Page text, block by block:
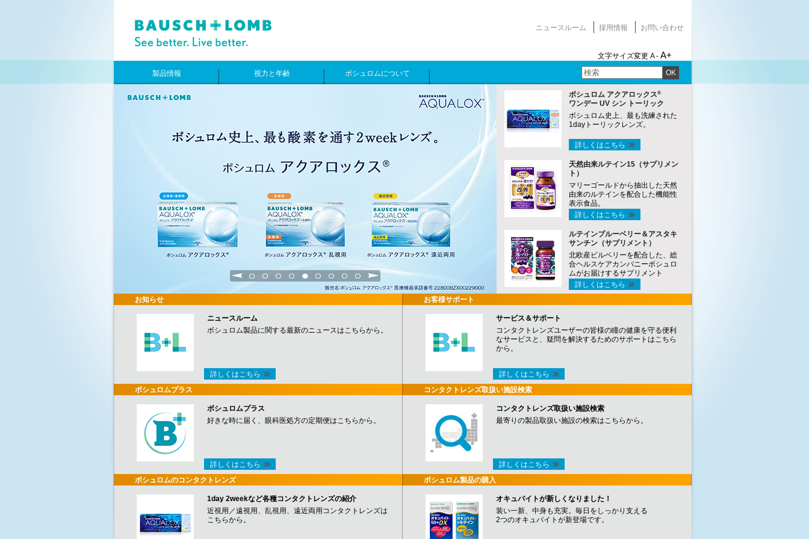
ニュースルーム 採用情報 お問い合わせ
文字サイズ変更 A - A+
OK
製品情報 視力と年齢 ボシュロムについて
1 2 3 4 5 6 7 8 9
ボシュロム アクアロックス®
ワンデー UV シン トーリック
ボシュロム史上、最も洗練された
1dayトーリックレンズ。
詳しくはこちら
天然由来ルテイン15（サプリメン
ト）
マリーゴールドから抽出した天然
由来のルテインを配合した機能性
表示食品。
詳しくはこちら
ルテインブルーベリー＆アスタキ
サンチン（サプリメント）
北欧産ビルベリーを配合した、総
合ヘルスケアカンパニーボシュロ
ムがお届けするサプリメント
詳しくはこちら
お知らせ
ニュースルーム
ボシュロム製品に関する最新のニュースはこちらから。
詳しくはこちら
ボシュロムプラス
ボシュロムプラス
好きな時に届く、眼科医処方の定期便はこちらから。
詳しくはこちら
ボシュロムのコンタクトレンズ
1day 2weekなど各種コンタクトレンズの紹介
近視用／遠視用、乱視用、遠近両用コンタクトレンズは
こちらから。
お客様サポート
サービス＆サポート
コンタクトレンズユーザーの皆様の瞳の健康を守る便利
なサービスと、疑問を解決するためのサポートはこちら
から。
詳しくはこちら
コンタクトレンズ取扱い施設検索
コンタクトレンズ取扱い施設検索
最寄りの製品取扱い施設の検索はこちらから。
詳しくはこちら
ボシュロム製品の購入
オキュバイトが新しくなりました！
装い一新、中身も充実。毎日をしっかり支える
2つのオキュバイトが新登場です。